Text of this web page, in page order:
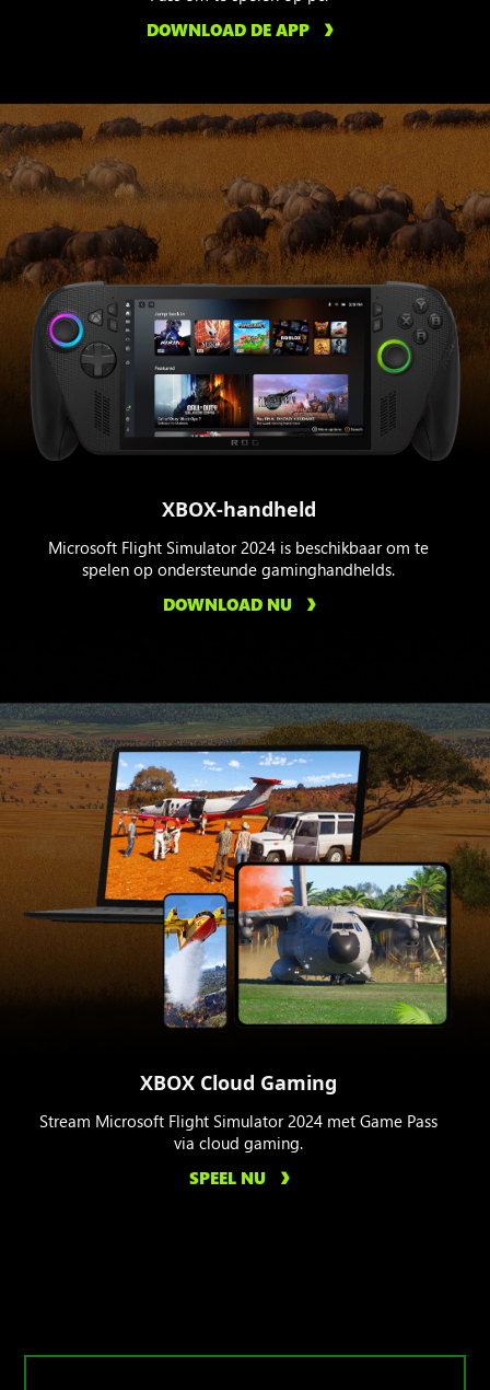
DOWNLOAD DE APP
XBOX-handheld
Microsoft Flight Simulator 2024 is beschikbaar om te
spelen op ondersteunde gaminghandhelds.
DOWNLOAD NU
XBOX Cloud Gaming
Stream Microsoft Flight Simulator 2024 met Game Pass
via cloud gaming.
SPEEL NU